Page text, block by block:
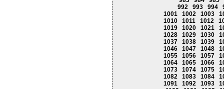
992
993 994
1001
1002 1003
1010
1011 1012
1019
1020 1021
1028
1029 1030
1037
1038 1039
1046
1047 1048
1055
1056 1057
1064
1065 1066
1073
1074 1075
1082
1083 1084
1091
1092 1093